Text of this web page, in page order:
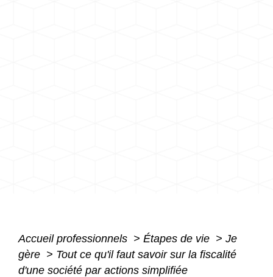
Accueil professionnels > Étapes de vie > Je
gère > Tout ce qu'il faut savoir sur la fiscalité
d'une société par actions simplifiée